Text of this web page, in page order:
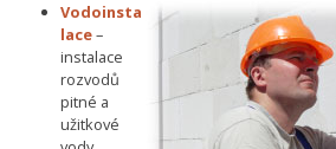
Vodoinsta
lace–
instalace
rozvodů
pitné a
užitkové